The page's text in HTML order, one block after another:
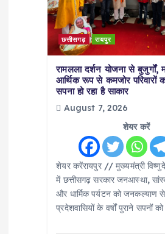
छत्तीसगढ़ रायपुर
रामलला दर्शन योजना से बुजुर्गों,
आर्थिक रूप से कमजोर परिवारों का
सपना हो रहा है साकार
August 7, 2026
शेयर करें
शेयर करेंरायपुर // मुख्यमंत्री
में छत्तीसगढ़ सरकार जनआस्था,
और धार्मिक पर्यटन को जनकल्याण
प्रदेशवासियों के वर्षों पुराने सपनों